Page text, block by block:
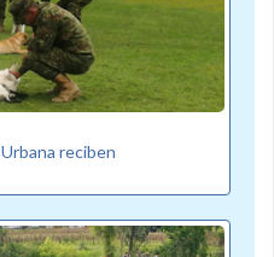
reciben